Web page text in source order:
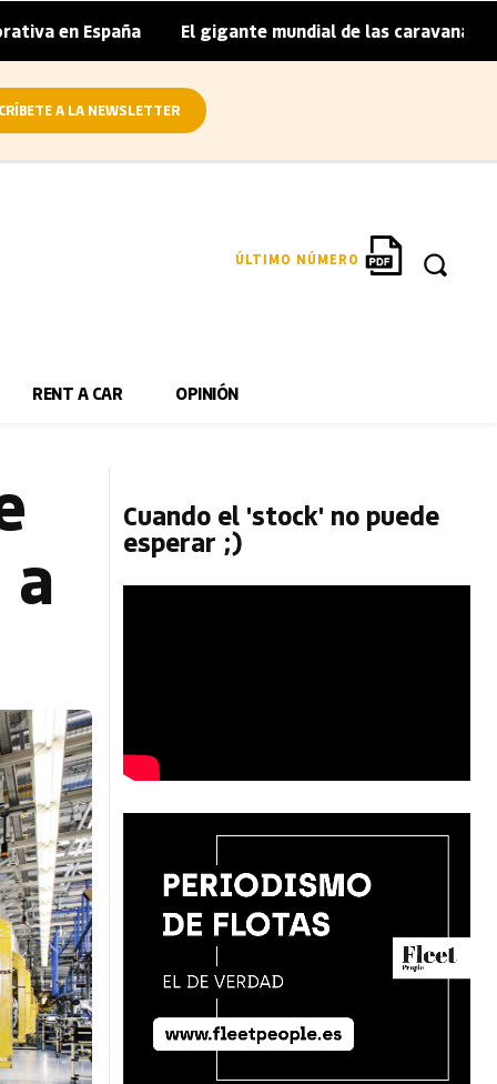
| El gigante mundial de las caravanas asume
A LA NEWSLETTER
ÚLTIMO NÚMERO
RENT A CAR OPINIÓN
Cuando el 'stock' no puede
esperar ;)